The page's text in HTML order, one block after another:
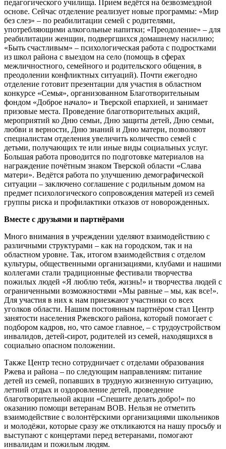
педагогического училища. Прием ведётся на безвозмездной
основе. Сейчас отделение реализует новые программы: «Мир
без слез» – по реабилитации семей с родителями,
употребляющими алкогольные напитки; «Преодоление» – для
реабилитации женщин, подвергшихся домашнему насилию;
«Быть счастливым» – психологическая работа с подростками
из школ района с выездом на село (помощь в сферах
межличностного, семейного и родительского общения, в
преодолении конфликтных ситуаций). Почти ежегодно
отделение готовит презентации для участия в областном
конкурсе «Семья», организованном Благотворительным
фондом «Доброе начало» и Тверской епархией, и занимает
призовые места. Проведение благотворительных акций,
мероприятий ко Дню семьи, Дню защиты детей, Дню семьи,
любви и верности, Дню знаний и Дню матери, позволяют
специалистам отделения увеличить количество семей с
детьми, получающих те или иные виды социальных услуг.
Большая работа проводится по подготовке материалов на
награждение почётным знаком Тверской области «Слава
матери». Ведётся работа по улучшению демографической
ситуации – заключено соглашение с родильным домом на
предмет психологического сопровождения матерей из семей
группы риска и профилактики отказов от новорожденных.
Вместе с друзьями и партнёрами
Много внимания в учреждении уделяют взаимодействию с
различными структурами – как на городском, так и на
областном уровне. Так, итогом взаимодействия с отделом
культуры, общественными организациями, клубами и нашими
коллегами стали традиционные фестивали творчества
пожилых людей «Я люблю тебя, жизнь!» и творчества людей с
ограниченными возможностями «Мы равные – мы, как все!».
Для участия в них к нам приезжают участники со всех
уголков области. Нашим постоянным партнёром стал Центр
занятости населения Ржевского района, который помогает с
подбором кадров, но, что самое главное, – с трудоустройством
инвалидов, детей-сирот, родителей из семей, находящихся в
социально опасном положении.
Также Центр тесно сотрудничает с отделами образования
Ржева и района – по следующим направлениям: питание
детей из семей, попавших в трудную жизненную ситуацию,
летний отдых и оздоровление детей, проведение
благотворительной акции «Спешите делать добро!» по
оказанию помощи ветеранам ВОВ. Нельзя не отметить
взаимодействие с волонтёрскими организациями школьников
и молодёжи, которые сразу же откликаются на нашу просьбу и
выступают с концертами перед ветеранами, помогают
инвалидам и пожилым людям.